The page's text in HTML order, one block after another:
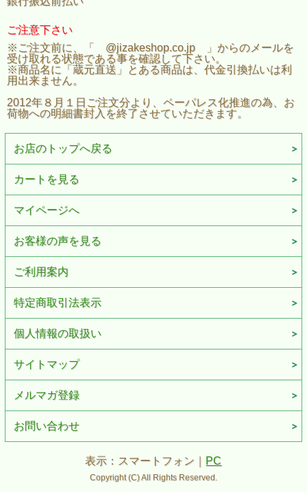
ご注意下さい
※ご注文前に、「 @jizakeshop.co.jp 」からのメールを
受け取れる状態である事を確認して下さい。
※商品名に「蔵元直送」とある商品は、代金引換払いは利
用出来ません。
2012年８月１日ご注文分より、ペーパレス化推進の為、お
荷物への明細書封入を終了させていただきます。
お店のトップへ戻る
カートを見る
マイページへ
お客様の声を見る
ご利用案内
特定商取引法表示
個人情報の取扱い
サイトマップ
メルマガ登録
お問い合わせ
表示：スマートフォン｜ PC
Copyright (C) All Rights Reserved.